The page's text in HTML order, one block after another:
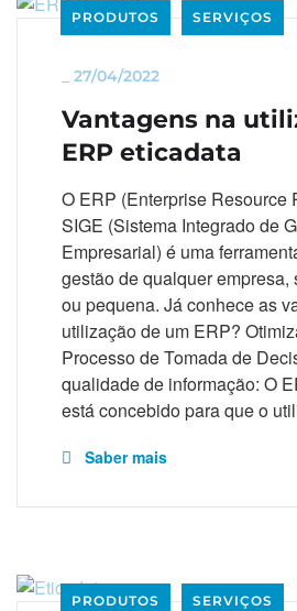
PRODUTOS SERVIÇOS
27/04/2022
Vantagens na
ERP eticadata
O ERP (Enterprise Resource
SIGE (Sistema Integrado de
Empresarial) é uma
gestão de qualquer empresa,
ou pequena. Já conhece as
utilização de um ERP?
Processo de Tomada de
qualidade de informação: O
está concebido para que o
Saber mais
PRODUTOS SERVIÇOS